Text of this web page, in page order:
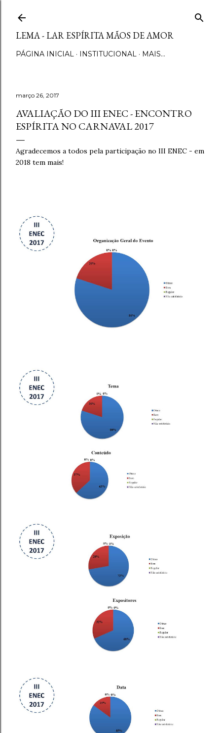
LEMA - LAR ESPÍRITA MÃOS DE AMOR
PÁGINA INICIAL INSTITUCIONAL MAIS…
março 26, 2017
AVALIAÇÃO DO III ENEC - ENCONTRO
ESPÍRITA NO CARNAVAL 2017
Agradecemos a todos pela participação no III ENEC - em
2018 tem mais!